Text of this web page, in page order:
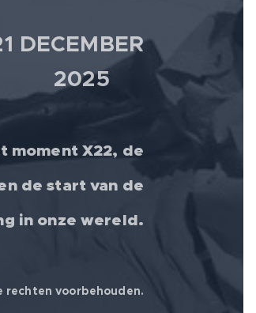
DECEMBER
2025 💫
moment X22, de
de start van de
in onze wereld.
rechten voorbehouden.